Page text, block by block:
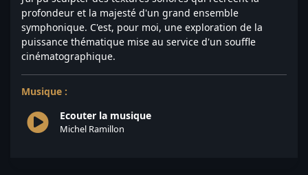
profondeur et la majesté d'un grand ensemble
symphonique. C'est, pour moi, une exploration de la
puissance thématique mise au service d'un souffle
cinématographique.
Musique :
Ecouter la musique
Michel Ramillon